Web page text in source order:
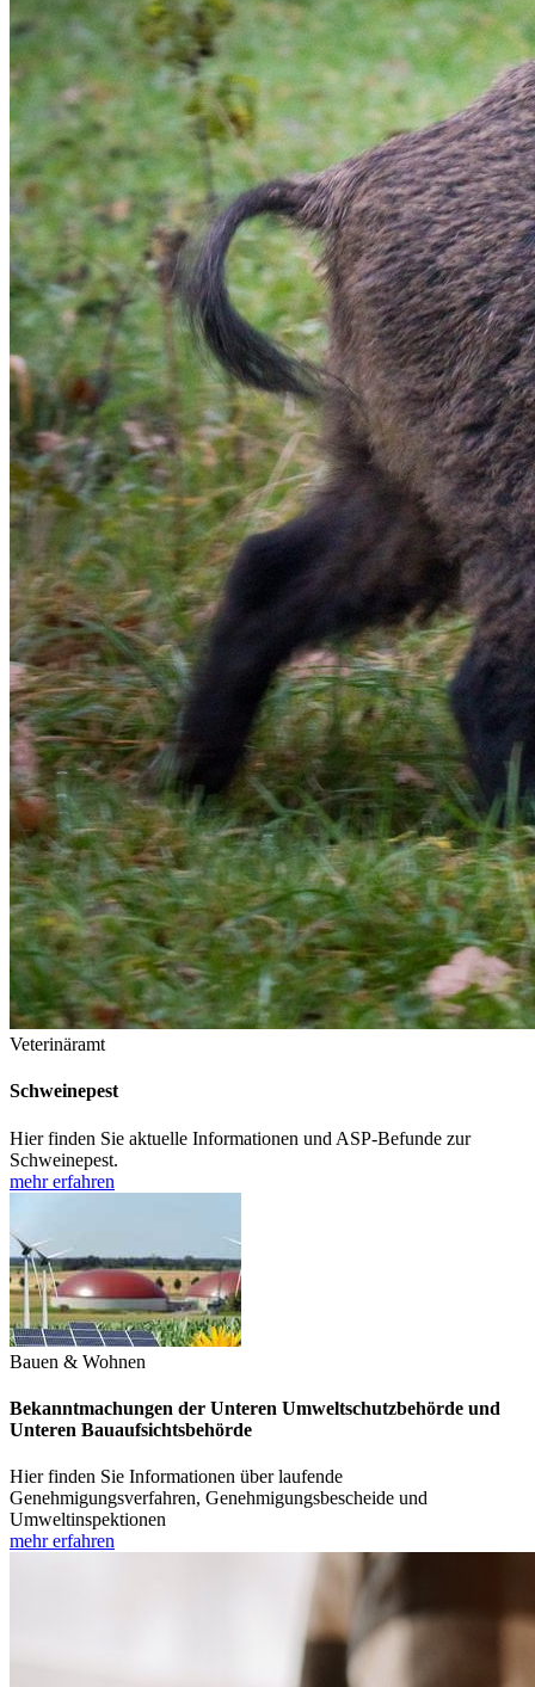
Veterinäramt
Schweinepest
Hier finden Sie aktuelle Informationen und ASP-Befunde zur
Schweinepest.
mehr erfahren
Bauen & Wohnen
Bekanntmachungen der Unteren Umweltschutzbehörde und
Unteren Bauaufsichtsbehörde
Hier finden Sie Informationen über laufende
Genehmigungsverfahren, Genehmigungsbescheide und
Umweltinspektionen
mehr erfahren